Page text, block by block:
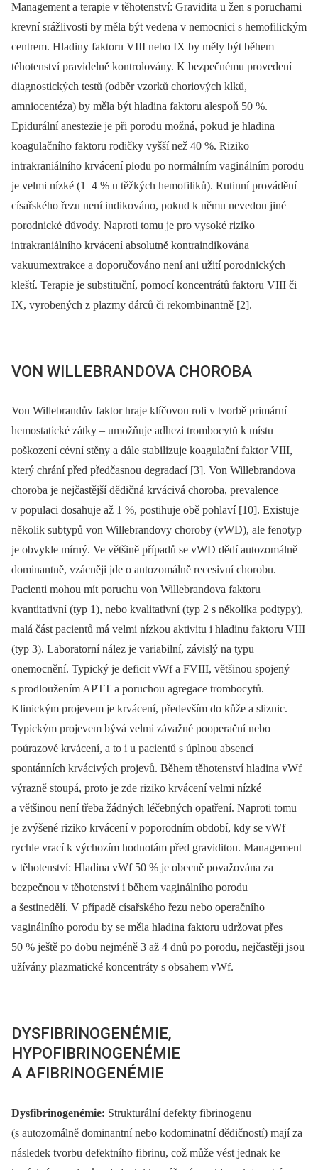
Management a terapie v těhotenství: Gravidita u žen s poruchami
krevní srážlivosti by měla být vedena v nemocnici s hemofilickým
centrem. Hladiny faktoru VIII nebo IX by měly být během
těhotenství pravidelně kontrolovány. K bezpečnému provedení
diagnostických testů (odběr vzorků choriových klků,
amniocentéza) by měla být hladina faktoru alespoň 50 %.
Epidurální anestezie je při porodu možná, pokud je hladina
koagulačního faktoru rodičky vyšší než 40 %. Riziko
intrakraniálního krvácení plodu po normálním vaginálním porodu
je velmi nízké (1–4 % u těžkých hemofiliků). Rutinní provádění
císařského řezu není indikováno, pokud k němu nevedou jiné
porodnické důvody. Naproti tomu je pro vysoké riziko
intrakraniálního krvácení absolutně kontraindikována
vakuumextrakce a doporučováno není ani užití porodnických
kleští. Terapie je substituční, pomocí koncentrátů faktoru VIII či
IX, vyrobených z plazmy dárců či rekombinantně [2].
VON WILLEBRANDOVA CHOROBA
Von Willebrandův faktor hraje klíčovou roli v tvorbě primární
hemostatické zátky –⁠ umožňuje adhezi trombocytů k místu
poškození cévní stěny a dále stabilizuje koagulační faktor VIII,
který chrání před předčasnou degradací [3]. Von Willebrandova
choroba je nejčastější dědičná krvácivá choroba, prevalence
v populaci dosahuje až 1 %, postihuje obě pohlaví [10]. Existuje
několik subtypů von Willebrandovy choroby (vWD), ale fenotyp
je obvykle mírný. Ve většině případů se vWD dědí autozomálně
dominantně, vzácněji jde o autozomálně recesivní chorobu.
Pacienti mohou mít poruchu von Willebrandova faktoru
kvantitativní (typ 1), nebo kvalitativní (typ 2 s několika podtypy),
malá část pacientů má velmi nízkou aktivitu i hladinu faktoru VIII
(typ 3). Laboratorní nález je variabilní, závislý na typu
onemocnění. Typický je deficit vWf a FVIII, většinou spojený
s prodloužením APTT a poruchou agregace trombocytů.
Klinickým projevem je krvácení, především do kůže a sliznic.
Typickým projevem bývá velmi závažné pooperační nebo
poúrazové krvácení, a to i u pacientů s úplnou absencí
spontánních krvácivých projevů. Během těhotenství hladina vWf
výrazně stoupá, proto je zde riziko krvácení velmi nízké
a většinou není třeba žádných léčebných opatření. Naproti tomu
je zvýšené riziko krvácení v poporodním období, kdy se vWf
rychle vrací k výchozím hodnotám před graviditou. Management
v těhotenství: Hladina vWf 50 % je obecně považována za
bezpečnou v těhotenství i během vaginálního porodu
a šestinedělí. V případě císařského řezu nebo operačního
vaginálního porodu by se měla hladina faktoru udržovat přes
50 % ještě po dobu nejméně 3 až 4 dnů po porodu, nejčastěji jsou
užívány plazmatické koncentráty s obsahem vWf.
DYSFIBRINOGENÉMIE,
HYPOFIBRINOGENÉMIE
A AFIBRINOGENÉMIE
Dysfibrinogenémie: Strukturální defekty fibrinogenu
(s autozomálně dominantní nebo kodominatní dědičností) mají za
následek tvorbu defektního fibrinu, což může vést jednak ke